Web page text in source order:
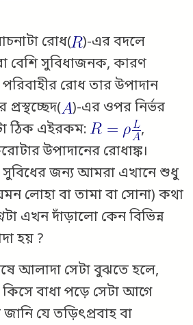
রোধ(
)-এর বদলে
বেশি সুবিধাজনক, কারণ
রোধ তার উপাদান
)-এর ওপর নির্ভর
ঠিক এইরকম:
,
উপাদানের রোধাঙ্ক।
জন্য আমরা এখানে শুধু
লোহা বা তামা বা সোনা) কথা
এখন দাঁড়ালো কেন বিভিন্ন
হয় ?
আলাদা সেটা বুঝতে হলে,
কিসে বাধা পড়ে সেটা আগে
যে তড়িৎপ্রবাহ বা